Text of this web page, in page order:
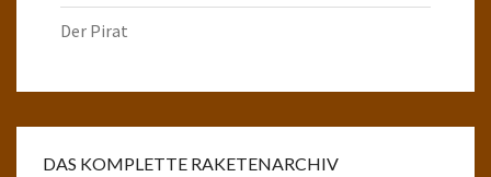
Der Pirat
DAS KOMPLETTE RAKETENARCHIV